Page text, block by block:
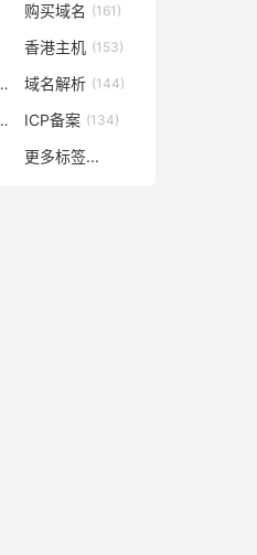
购买域名 (161)
香港主机 (153)
域名解析 (144)
ICP备案 (134)
更多标签...